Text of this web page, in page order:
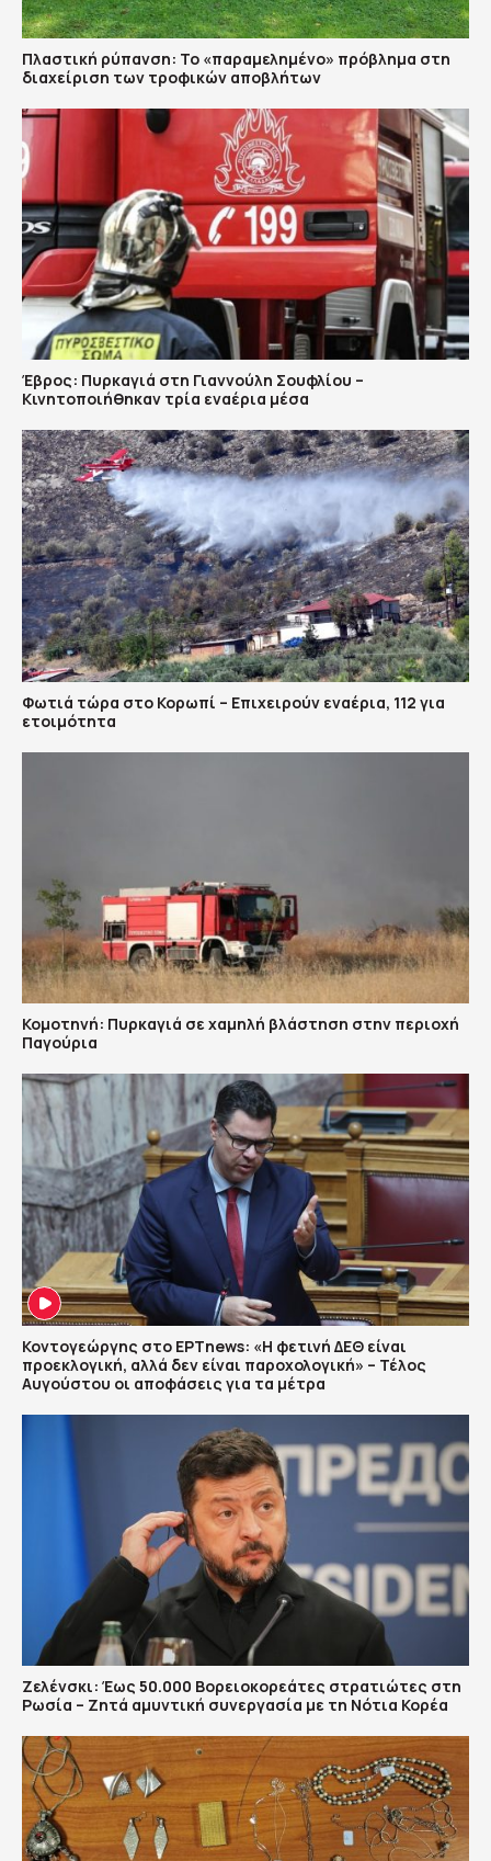
Πλαστική ρύπανση: Το «παραμελημένο» πρόβλημα στη
διαχείριση των τροφικών αποβλήτων
Έβρος: Πυρκαγιά στη Γιαννούλη Σουφλίου –
Κινητοποιήθηκαν τρία εναέρια μέσα
Φωτιά τώρα στο Κορωπί – Επιχειρούν εναέρια, 112 για
ετοιμότητα
Κομοτηνή: Πυρκαγιά σε χαμηλή βλάστηση στην περιοχή
Παγούρια
Κοντογεώργης στο ΕΡΤnews: «Η φετινή ΔΕΘ είναι
προεκλογική, αλλά δεν είναι παροχολογική» – Τέλος
Αυγούστου οι αποφάσεις για τα μέτρα
Ζελένσκι: Έως 50.000 Βορειοκορεάτες στρατιώτες στη
Ρωσία – Ζητά αμυντική συνεργασία με τη Νότια Κορέα